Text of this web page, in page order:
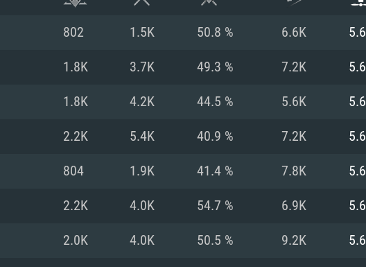
SYSTÈME
802 1.5K 50.8 % 6.6K
1.8K 3.7K 49.3 % 7.2K
1.8K 4.2K 44.5 % 5.6K
2.2K 5.4K 40.9 % 7.2K
804 1.9K 41.4 % 7.8K
2.2K 4.0K 54.7 % 6.9K
2.0K 4.0K 50.5 % 9.2K